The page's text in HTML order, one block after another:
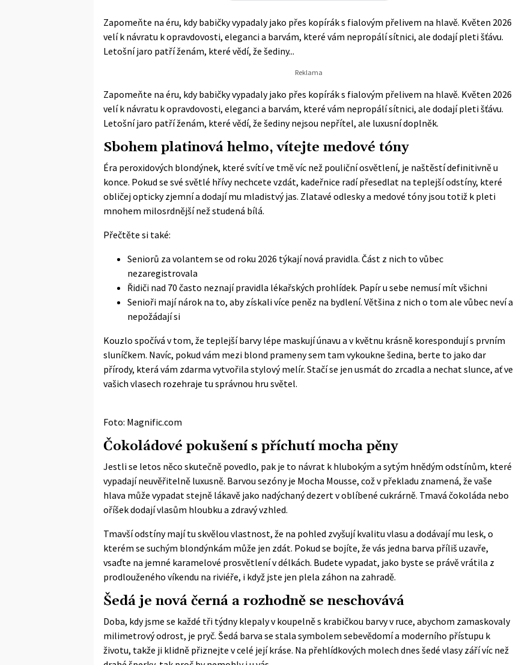
Zapomeňte na éru, kdy babičky vypadaly jako přes kopírák s fialovým přelivem na hlavě. Květen 2026
velí k návratu k opravdovosti, eleganci a barvám, které vám nepropálí sítnici, ale dodají pleti šťávu.
Letošní jaro patří ženám, které vědí, že šediny...
Zapomeňte na éru, kdy babičky vypadaly jako přes kopírák s fialovým přelivem na hlavě. Květen 2026
velí k návratu k opravdovosti, eleganci a barvám, které vám nepropálí sítnici, ale dodají pleti šťávu.
Letošní jaro patří ženám, které vědí, že šediny nejsou nepřítel, ale luxusní doplněk.
Sbohem platinová helmo, vítejte medové tóny
Éra peroxidových blondýnek, které svítí ve tmě víc než pouliční osvětlení, je naštěstí definitivně u
konce. Pokud se své světlé hřívy nechcete vzdát, kadeřnice radí přesedlat na teplejší odstíny, které
obličej opticky zjemní a dodají mu mladistvý jas. Zlatavé odlesky a medové tóny jsou totiž k pleti
mnohem milosrdnější než studená bílá.
Přečtěte si také:
Seniorů za volantem se od roku 2026 týkají nová pravidla. Část z nich to vůbec
nezaregistrovala
Řidiči nad 70 často neznají pravidla lékařských prohlídek. Papír u sebe nemusí mít všichni
Senioři mají nárok na to, aby získali více peněz na bydlení. Většina z nich o tom ale vůbec neví a
nepožádají si
Kouzlo spočívá v tom, že teplejší barvy lépe maskují únavu a v květnu krásně korespondují s prvním
sluníčkem. Navíc, pokud vám mezi blond prameny sem tam vykoukne šedina, berte to jako dar
přírody, která vám zdarma vytvořila stylový melír. Stačí se jen usmát do zrcadla a nechat slunce, ať ve
vašich vlasech rozehraje tu správnou hru světel.
Foto: Magnific.com
Čokoládové pokušení s příchutí mocha pěny
Jestli se letos něco skutečně povedlo, pak je to návrat k hlubokým a sytým hnědým odstínům, které
vypadají neuvěřitelně luxusně. Barvou sezóny je Mocha Mousse, což v překladu znamená, že vaše
hlava může vypadat stejně lákavě jako nadýchaný dezert v oblíbené cukrárně. Tmavá čokoláda nebo
oříšek dodají vlasům hloubku a zdravý vzhled.
Tmavší odstíny mají tu skvělou vlastnost, že na pohled zvyšují kvalitu vlasu a dodávají mu lesk, o
kterém se suchým blondýnkám může jen zdát. Pokud se bojíte, že vás jedna barva příliš uzavře,
vsaďte na jemné karamelové prosvětlení v délkách. Budete vypadat, jako byste se právě vrátila z
prodlouženého víkendu na riviéře, i když jste jen plela záhon na zahradě.
Šedá je nová černá a rozhodně se neschovává
Doba, kdy jsme se každé tři týdny klepaly v koupelně s krabičkou barvy v ruce, abychom zamaskovaly
milimetrový odrost, je pryč. Šedá barva se stala symbolem sebevědomí a moderního přístupu k
životu, takže ji klidně přiznejte v celé její kráse. Na přehlídkových molech dnes šedé vlasy září víc než